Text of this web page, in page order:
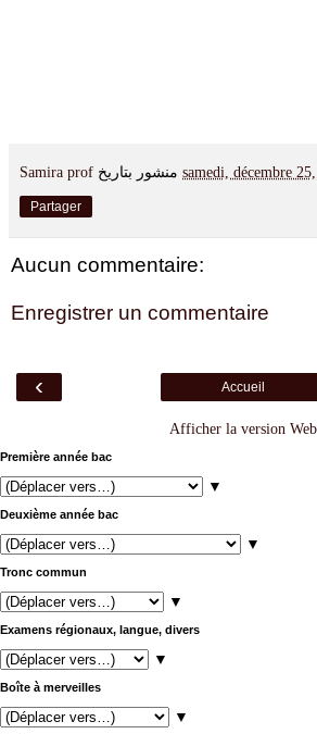
Samira prof samedi, décembre
Partager
Aucun commentaire:
Enregistrer un commentaire
‹ Accueil
Afficher la version Web
Première année bac
▼
Deuxième année bac
▼
Tronc commun
▼
Examens régionaux, langue, divers
▼
Boîte à merveilles
▼